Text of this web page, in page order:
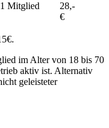
Mitglied
28,-
€
im Alter von 18 bis 70
aktiv ist. Alternativ
geleisteter